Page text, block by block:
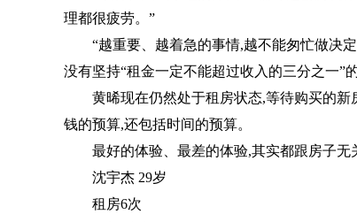
理都很疲劳。”
“越重要、越着急的事情,越不能匆忙做决
没有坚持“租金一定不能超过收入的三分之一”的
黄晞现在仍然处于租房状态,等待购买的
钱的预算,还包括时间的预算。
最好的体验、最差的体验,其实都跟房子无
沈宇杰 29岁
租房6次